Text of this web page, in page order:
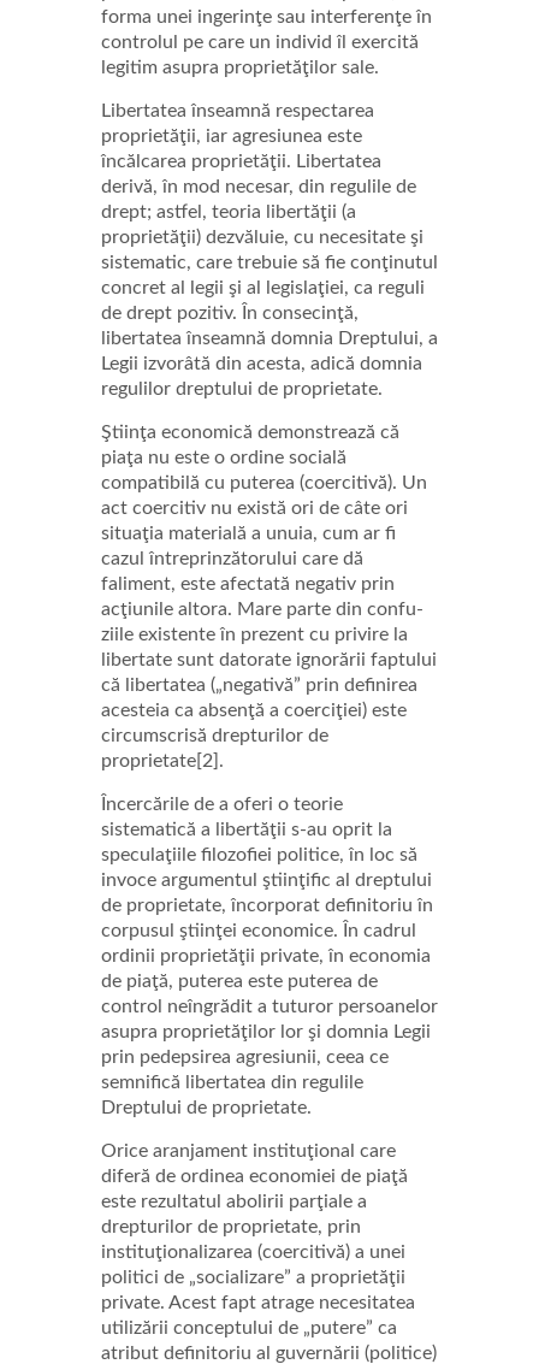
forma unei ingerinţe sau interferenţe în
controlul pe care un individ îl exercită
legitim asupra proprietăţilor sale.
Libertatea înseamnă respectarea
proprietăţii, iar agresiunea este
încălcarea proprietăţii. Libertatea
derivă, în mod necesar, din regulile de
drept; astfel, teoria libertăţii (a
proprietăţii) dezvăluie, cu necesitate şi
sistematic, care trebuie să fie conţinutul
concret al legii şi al legislaţiei, ca reguli
de drept pozitiv. În consecinţă,
libertatea înseamnă domnia Dreptului, a
Legii izvorâtă din acesta, adică domnia
regulilor dreptului de proprietate.
Ştiinţa economică demonstrează că
piaţa nu este o ordine socială
compatibilă cu puterea (coercitivă). Un
act coercitiv nu există ori de câte ori
situaţia materială a unuia, cum ar fi
cazul întreprinzătorului care dă
faliment, este afectată negativ prin
acţiunile altora. Mare parte din confu-
ziile existente în prezent cu privire la
libertate sunt datorate ignorării faptului
că libertatea („negativă” prin definirea
acesteia ca absenţă a coerciţiei) este
circumscrisă drepturilor de
proprietate[2].
Încercările de a oferi o teorie
sistematică a libertăţii s-au oprit la
speculaţiile filozofiei politice, în loc să
invoce argumentul ştiinţific al dreptului
de proprietate, încorporat definitoriu în
corpusul ştiinţei economice. În cadrul
ordinii proprietăţii private, în economia
de piaţă, puterea este puterea de
control neîngrădit a tuturor persoanelor
asupra proprietăţilor lor şi domnia Legii
prin pedepsirea agresiunii, ceea ce
semnifică libertatea din regulile
Dreptului de proprietate.
Orice aranjament instituţional care
diferă de ordinea economiei de piaţă
este rezultatul abolirii parţiale a
drepturilor de proprietate, prin
instituţionalizarea (coercitivă) a unei
politici de „socializare” a proprietăţii
private. Acest fapt atrage necesitatea
utilizării conceptului de „putere” ca
atribut definitoriu al guvernării (politice)